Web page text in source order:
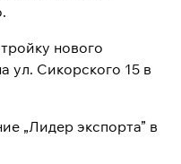
нового
ул. Сикорского 15 в
„Лидер экспорта” в